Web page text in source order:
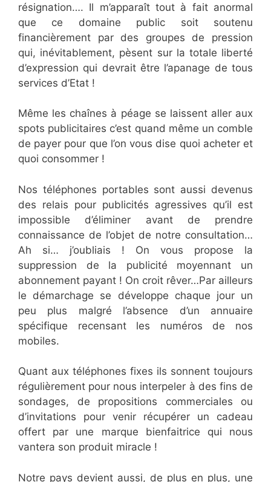
résignation…. Il m’apparaît tout à fait anormal
que ce domaine public soit soutenu
financièrement par des groupes de pression
qui, inévitablement, pèsent sur la totale liberté
d’expression qui devrait être l’apanage de tous
services d’Etat !
Même les chaînes à péage se laissent aller aux
spots publicitaires c’est quand même un comble
de payer pour que l’on vous dise quoi acheter et
quoi consommer !
Nos téléphones portables sont aussi devenus
des relais pour publicités agressives qu’il est
impossible d’éliminer avant de prendre
connaissance de l’objet de notre consultation…
Ah si… j’oubliais ! On vous propose la
suppression de la publicité moyennant un
abonnement payant ! On croit rêver…Par ailleurs
le démarchage se développe chaque jour un
peu plus malgré l’absence d’un annuaire
spécifique recensant les numéros de nos
mobiles.
Quant aux téléphones fixes ils sonnent toujours
régulièrement pour nous interpeler à des fins de
sondages, de propositions commerciales ou
d’invitations pour venir récupérer un cadeau
offert par une marque bienfaitrice qui nous
vantera son produit miracle !
Notre pays devient aussi, de plus en plus, une